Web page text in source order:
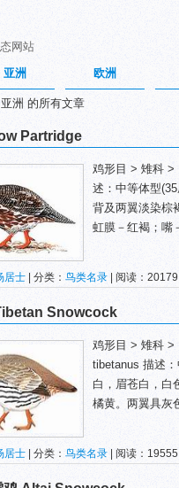
网站
亚洲 欧洲
洲 的所有文章
Partridge
鸡形目 > 雉科 >
述：中等体型
背及两翼淡染棕
虹膜－红褐；嘴
居士 | 分类： 鸟类名录 | 阅读：20179
Snowcock
鸡形目 > 雉科 >
tibetanus 描述
白，眉苍白，白
橘黄。两翼具灰
居士 | 分类： 鸟类名录 | 阅读：19555